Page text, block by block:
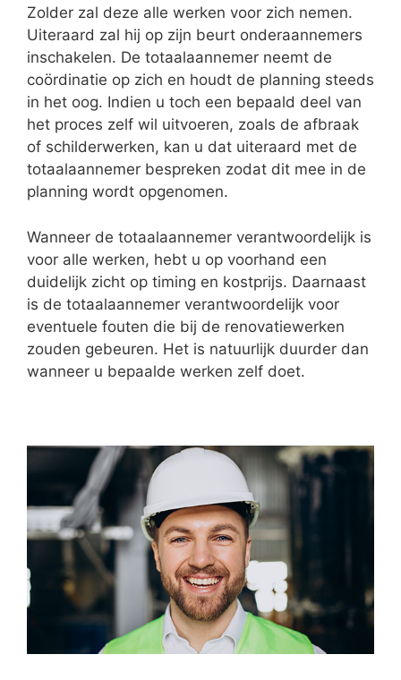
Zolder zal deze alle werken voor zich nemen.
Uiteraard zal hij op zijn beurt onderaannemers
inschakelen. De totaalaannemer neemt de
coördinatie op zich en houdt de planning steeds
in het oog. Indien u toch een bepaald deel van
het proces zelf wil uitvoeren, zoals de afbraak
of schilderwerken, kan u dat uiteraard met de
totaalaannemer bespreken zodat dit mee in de
planning wordt opgenomen.
Wanneer de totaalaannemer verantwoordelijk is
voor alle werken, hebt u op voorhand een
duidelijk zicht op timing en kostprijs. Daarnaast
is de totaalaannemer verantwoordelijk voor
eventuele fouten die bij de renovatiewerken
zouden gebeuren. Het is natuurlijk duurder dan
wanneer u bepaalde werken zelf doet.